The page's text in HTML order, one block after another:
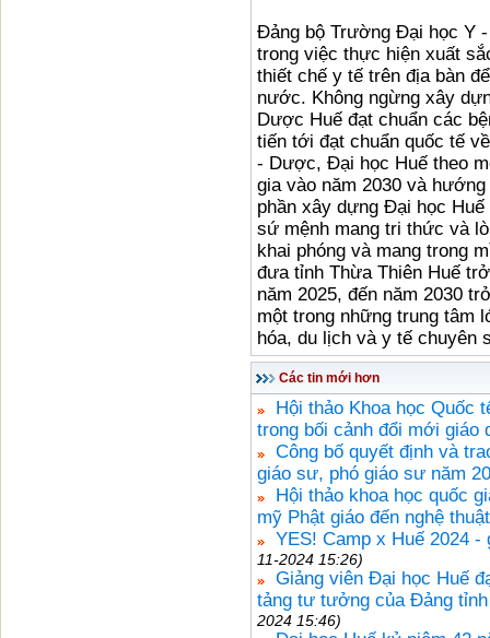
Đảng bộ Trường Đại học Y
trong việc thực hiện xuất
thiết chế y tế trên địa bàn
nước. Không ngừng xây
Dược Huế đạt chuẩn các
tiến tới đạt chuẩn quốc tế
- Dược, Đại học Huế theo
gia vào năm 2030 và
phần xây dựng Đại học
sứ mệnh mang tri thức và
khai phóng và mang trong
đưa tỉnh Thừa Thiên Huế
năm 2025, đến năm 2030
một trong những trung tâm
hóa, du lịch và y tế chuyên
Các tin mới hơn
Hội thảo Khoa học Quốc
trong bối cảnh đổi mới giáo
Công bố quyết định và
giáo sư, phó giáo sư năm
Hội thảo khoa học quốc
mỹ Phật giáo đến nghệ
YES! Camp x Huế 2024
11-2024 15:26)
Giảng viên Đại học Huế
tảng tư tưởng của Đảng
2024 15:46)